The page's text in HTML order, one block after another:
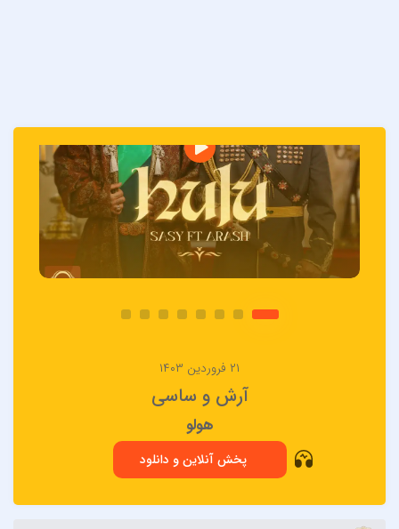
۲۱ فروردین ۱۴۰۳
آرش و ساسی
هولو
پخش آنلاین و دانلود